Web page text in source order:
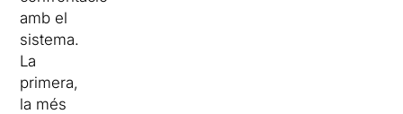
amb el
sistema.
La
primera,
la més